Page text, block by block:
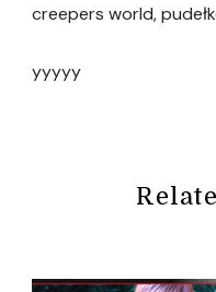
creepers world,
yyyyy